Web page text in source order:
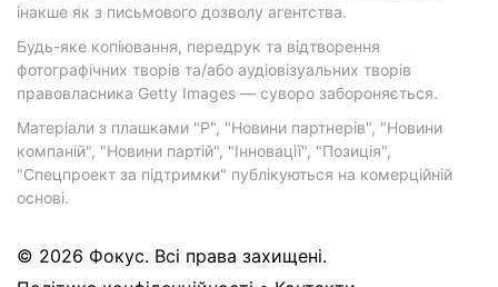
інакше як з письмового дозволу агентства.
Будь-яке копіювання, передрук та відтворення
фотографічних творів та/або аудіовізуальних творів
правовласника Getty Images — суворо забороняється.
Матеріали з плашками "Р", "Новини партнерів", "Новини
компаній", "Новини партій", "Інновації", "Позиція",
"Спецпроект за підтримки" публікуються на комерційній
основі.
© 2026 Фокус. Всі права захищені.